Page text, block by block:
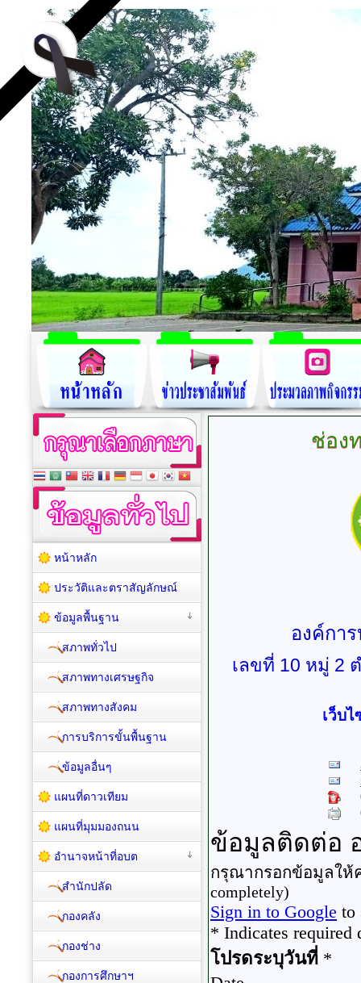
ช่อง
องค์กา
เลขที่ 10 หมู่ 2
เว็บ
หน้าหลัก
ประวัติและตราสัญลักษณ์
ข้อมูลพื้นฐาน
สภาพทั่วไป
สภาพทางเศรษฐกิจ
สภาพทางสังคม
การบริการขั้นพื้นฐาน
ข้อมูลอื่นๆ
แผนที่ดาวเทียม
แผนที่มุมมองถนน
อำนาจหน้าที่อบต
สำนักปลัด
กองคลัง
กองช่าง
กองการศึกษาฯ